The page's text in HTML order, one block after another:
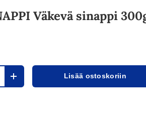
Väkevä sinappi
missing:
Translation missing:Lisää ostoskoriin